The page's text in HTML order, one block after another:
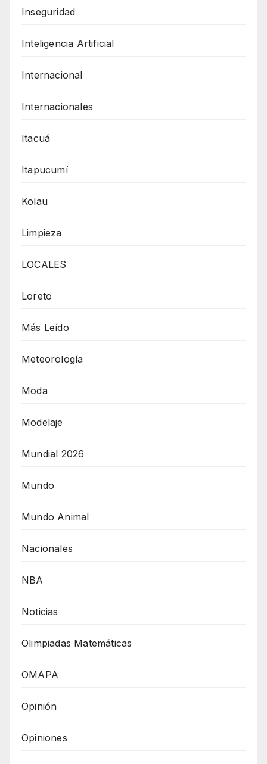
Inseguridad
Inteligencia Artificial
Internacional
Internacionales
Itacuá
Itapucumí
Kolau
Limpieza
LOCALES
Loreto
Más Leído
Meteorología
Moda
Modelaje
Mundial 2026
Mundo
Mundo Animal
Nacionales
NBA
Noticias
Olimpiadas Matemáticas
OMAPA
Opinión
Opiniones